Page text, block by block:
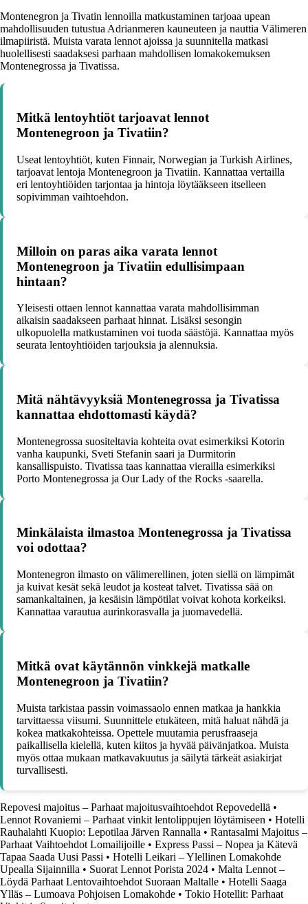
Montenegron ja Tivatin lennoilla matkustaminen tarjoaa upean
mahdollisuuden tutustua Adrianmeren kauneuteen ja nauttia Välimeren
ilmapiiristä. Muista varata lennot ajoissa ja suunnitella matkasi
huolellisesti saadaksesi parhaan mahdollisen lomakokemuksen
Montenegrossa ja Tivatissa.
Mitkä lentoyhtiöt tarjoavat lennot
Montenegroon ja Tivatiin?
Useat lentoyhtiöt, kuten Finnair, Norwegian ja Turkish Airlines,
tarjoavat lentoja Montenegroon ja Tivatiin. Kannattaa vertailla
eri lentoyhtiöiden tarjontaa ja hintoja löytääkseen itselleen
sopivimman vaihtoehdon.
Milloin on paras aika varata lennot
Montenegroon ja Tivatiin edullisimpaan
hintaan?
Yleisesti ottaen lennot kannattaa varata mahdollisimman
aikaisin saadakseen parhaat hinnat. Lisäksi sesongin
ulkopuolella matkustaminen voi tuoda säästöjä. Kannattaa myös
seurata lentoyhtiöiden tarjouksia ja alennuksia.
Mitä nähtävyyksiä Montenegrossa ja Tivatissa
kannattaa ehdottomasti käydä?
Montenegrossa suositeltavia kohteita ovat esimerkiksi Kotorin
vanha kaupunki, Sveti Stefanin saari ja Durmitorin
kansallispuisto. Tivatissa taas kannattaa vierailla esimerkiksi
Porto Montenegrossa ja Our Lady of the Rocks -saarella.
Minkälaista ilmastoa Montenegrossa ja Tivatissa
voi odottaa?
Montenegron ilmasto on välimerellinen, joten siellä on lämpimät
ja kuivat kesät sekä leudot ja kosteat talvet. Tivatissa sää on
samankaltainen, ja kesäisin lämpötilat voivat kohota korkeiksi.
Kannattaa varautua aurinkorasvalla ja juomavedellä.
Mitkä ovat käytännön vinkkejä matkalle
Montenegroon ja Tivatiin?
Muista tarkistaa passin voimassaolo ennen matkaa ja hankkia
tarvittaessa viisumi. Suunnittele etukäteen, mitä haluat nähdä ja
kokea matkakohteissa. Opettele muutamia perusfraaseja
paikallisella kielellä, kuten kiitos ja hyvää päivänjatkoa. Muista
myös ottaa mukaan matkavakuutus ja säilytä tärkeät asiakirjat
turvallisesti.
Repovesi majoitus – Parhaat majoitusvaihtoehdot Repovedellä •
Lennot Rovaniemi – Parhaat vinkit lentolippujen löytämiseen • Hotelli
Rauhalahti Kuopio: Lepotilaa Järven Rannalla • Rantasalmi Majoitus –
Parhaat Vaihtoehdot Lomailijoille • Express Passi – Nopea ja Kätevä
Tapaa Saada Uusi Passi • Hotelli Leikari – Ylellinen Lomakohde
Upealla Sijainnilla • Suorat Lennot Porista 2024 • Malta Lennot –
Löydä Parhaat Lentovaihtoehdot Suoraan Maltalle • Hotelli Saaga
Ylläs – Lumoava Pohjoisen Lomakohde • Tokio Hotellit: Parhaat